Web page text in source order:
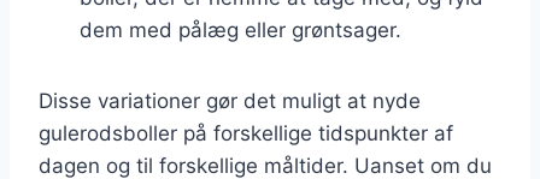
dem med pålæg eller grøntsager.
Disse variationer gør det muligt at nyde
gulerodsboller på forskellige tidspunkter af
dagen og til forskellige måltider. Uanset om du